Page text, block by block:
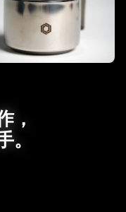
，
。